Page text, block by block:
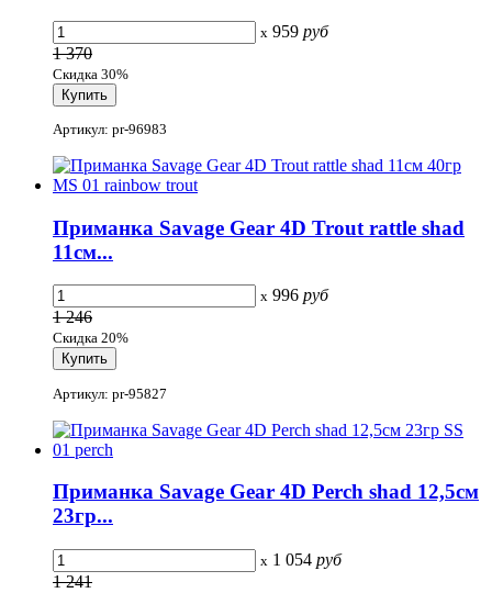
x 959 руб
1 370
Скидка 30%
Артикул: pr-96983
Приманка Savage Gear 4D Trout rattle shad
11см...
x 996 руб
1 246
Скидка 20%
Артикул: pr-95827
Приманка Savage Gear 4D Perch shad 12,5см
23гр...
x 1 054 руб
1 241